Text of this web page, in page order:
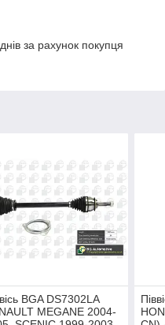
за рахунок покупця
BGA DS7302LA
MEGANE 2004-